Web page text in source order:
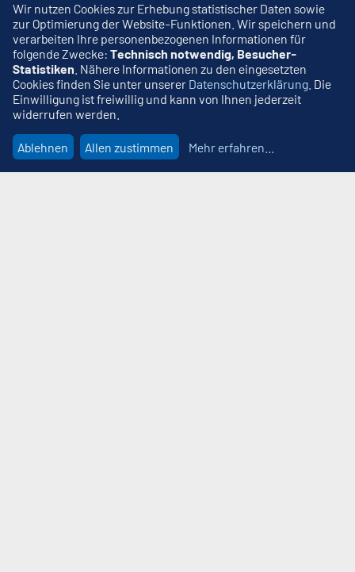
Wir nutzen Cookies zur Erhebung statistischer Daten sowie
zur Optimierung der Website-Funktionen. Wir speichern und
verarbeiten Ihre personenbezogenen Informationen für
folgende Zwecke: Technisch notwendig, Besucher-
Statistiken . Nähere Informationen zu den eingesetzten
Cookies finden Sie unter unserer Datenschutzerklärung . Die
Einwilligung ist freiwillig und kann von Ihnen jederzeit
widerrufen werden.
Ablehnen Allen zustimmen Mehr erfahren